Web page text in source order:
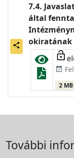
share
által
okiratának
lock_open
event_available
2 MB
További